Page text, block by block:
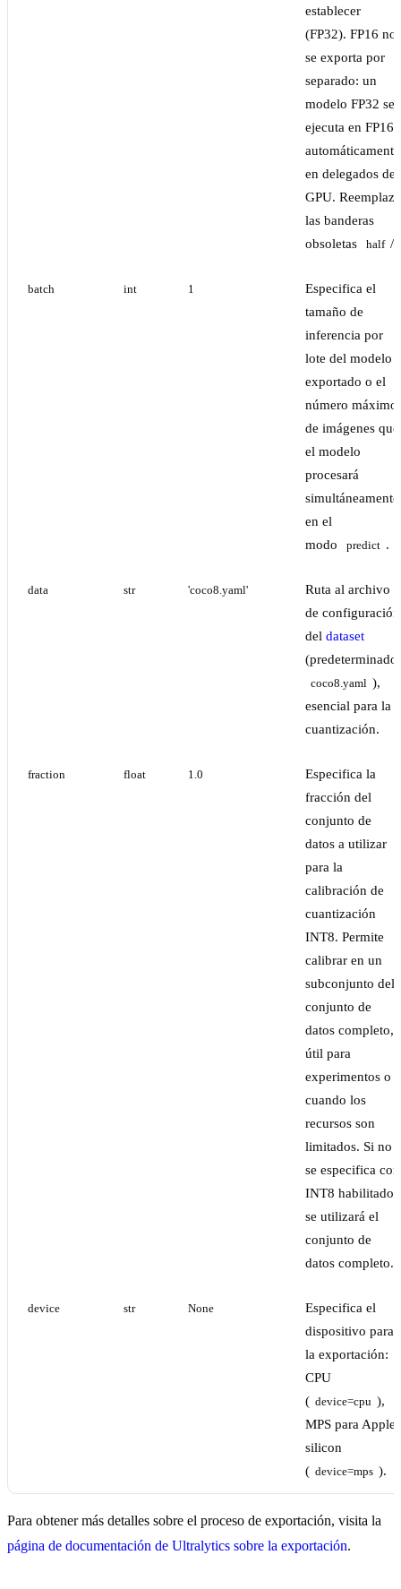
establecer
(FP32). FP16 no
se exporta por
separado: un
modelo FP32 se
ejecuta en FP16
automáticamente
en delegados de
GPU. Reemplaza
las banderas
obsoletas
half /
batch int 1
Especifica el
tamaño de
inferencia por
lote del modelo
exportado o el
número máximo
de imágenes que
el modelo
procesará
simultáneamente
en el
modo
predict .
data str 'coco8.yaml'
Ruta al archivo
de configuración
del dataset
(predeterminado:
coco8.yaml ),
esencial para la
cuantización.
fraction float 1.0
Especifica la
fracción del
conjunto de
datos a utilizar
para la
calibración de
cuantización
INT8. Permite
calibrar en un
subconjunto del
conjunto de
datos completo,
útil para
experimentos o
cuando los
recursos son
limitados. Si no
se especifica con
INT8 habilitado,
se utilizará el
conjunto de
datos completo.
device str None
Especifica el
dispositivo para
la exportación:
CPU
( device=cpu ),
MPS para Apple
silicon
( device=mps ).
Para obtener más detalles sobre el proceso de exportación, visita la
página de documentación de Ultralytics sobre la exportación.